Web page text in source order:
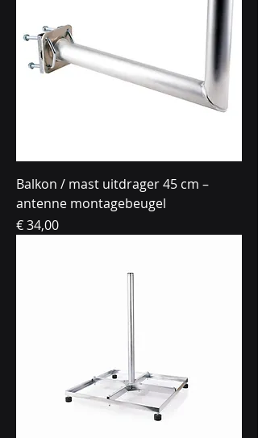
Balkon / mast uitdrager 45 cm –
antenne montagebeugel
Prijs
€ 34,00